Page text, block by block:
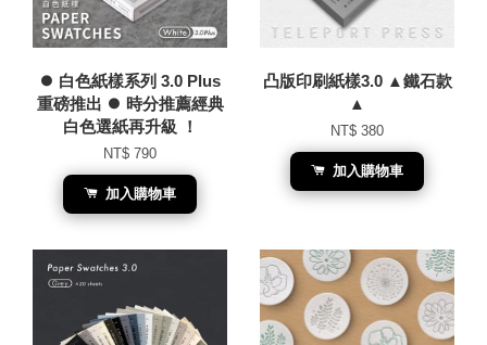
⏺︎ 白色紙樣系列 3.0 Plus
重磅推出 ⏺︎ 時分推薦經典
白色選紙再升級 ！
NT$ 790
加入購物車
凸版印刷紙樣3.0 ▲鐵石款
▲
NT$ 380
加入購物車